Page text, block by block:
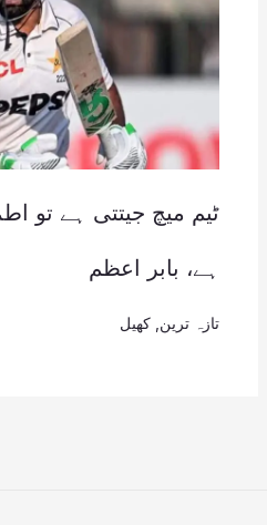
ٹیم میچ جیتتی ہے تو
ہے، بابر اعظم
تازہ ترین کھیل